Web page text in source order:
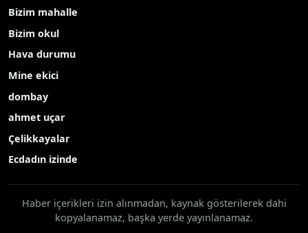
Bizim mahalle
Bizim okul
Hava durumu
Mine ekici
dombay
ahmet uçar
Çelikkayalar
Ecdadın izinde
Haber içerikleri izin alınmadan, kaynak gösterilerek dahi
kopyalanamaz, başka yerde yayınlanamaz.